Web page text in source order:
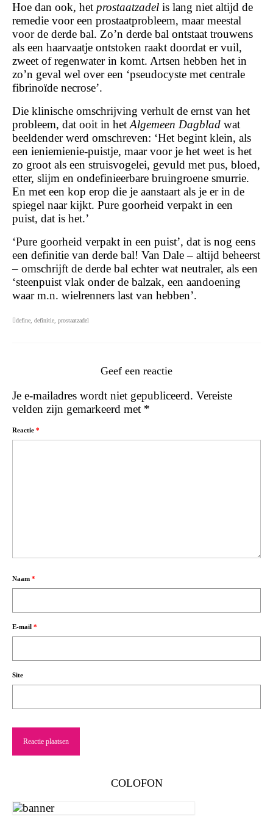
Hoe dan ook, het prostaatzadel is lang niet altijd de
remedie voor een prostaatprobleem, maar meestal
voor de derde bal. Zo’n derde bal ontstaat trouwens
als een haarvaatje ontstoken raakt doordat er vuil,
zweet of regenwater in komt. Artsen hebben het in
zo’n geval wel over een ‘pseudocyste met centrale
fibrinoïde necrose’.
Die klinische omschrijving verhult de ernst van het
probleem, dat ooit in het Algemeen Dagblad wat
beeldender werd omschreven: ‘Het begint klein, als
een ieniemienie-puistje, maar voor je het weet is het
zo groot als een struisvogelei, gevuld met pus, bloed,
etter, slijm en ondefinieerbare bruingroene smurrie.
En met een kop erop die je aanstaart als je er in de
spiegel naar kijkt. Pure goorheid verpakt in een
puist, dat is het.’
‘Pure goorheid verpakt in een puist’, dat is nog eens
een definitie van derde bal! Van Dale – altijd beheerst
– omschrijft de derde bal echter wat neutraler, als een
‘steenpuist vlak onder de balzak, een aandoening
waar m.n. wielrenners last van hebben’.
define definitie prostaatzadel
Geef een reactie
Je e-mailadres wordt niet gepubliceerd. Vereiste
velden zijn gemarkeerd met *
Reactie *
Naam *
E-mail *
Site
COLOFON